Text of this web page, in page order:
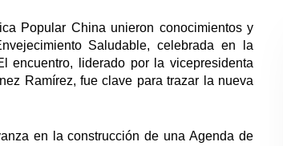
Popular China unieron conocimientos y
Saludable, celebrada en la
encuentro, liderado por la vicepresidenta
Ramírez, fue clave para trazar la nueva
en la construcción de una Agenda de